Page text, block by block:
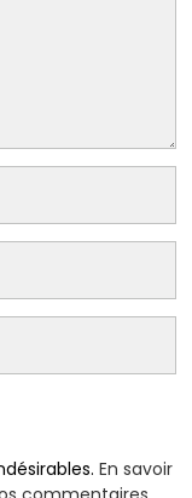
En savoir